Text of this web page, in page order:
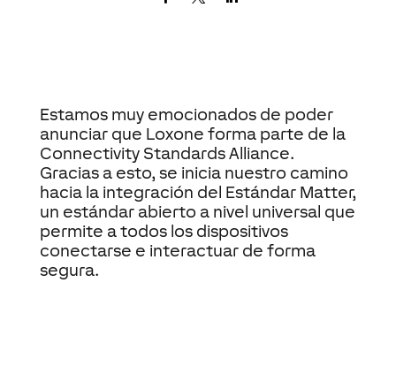
Estamos muy emocionados de poder
anunciar que Loxone forma parte de la
Connectivity Standards Alliance.
Gracias a esto, se inicia nuestro camino
hacia la integración del Estándar Matter,
un estándar abierto a nivel universal que
permite a todos los dispositivos
conectarse e interactuar de forma
segura.